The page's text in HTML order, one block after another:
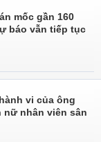
mốc gần 160
báo vẫn tiếp tục
vi của ông
nữ nhân viên sân